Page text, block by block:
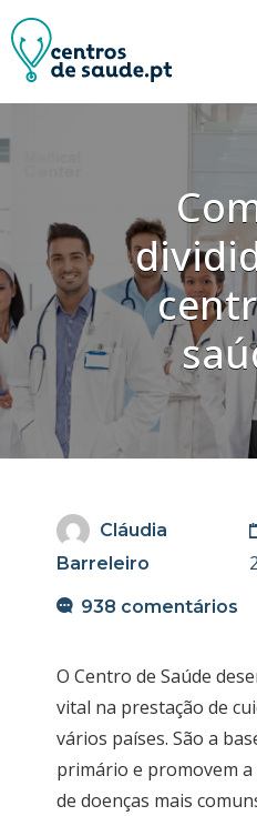
Cláudia
Barreleiro
938 comentários
O Centro de Saúde
vital na prestação de
vários países. São a
primário e promovem
de doenças mais